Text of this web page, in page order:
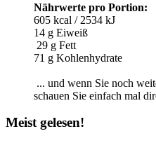
Nährwerte pro Portion:
605 kcal / 2534 kJ
14 g Eiweiß
29 g Fett
71 g Kohlenhydrate
... und wenn Sie noch
schauen Sie einfach mal
Meistgelesen!